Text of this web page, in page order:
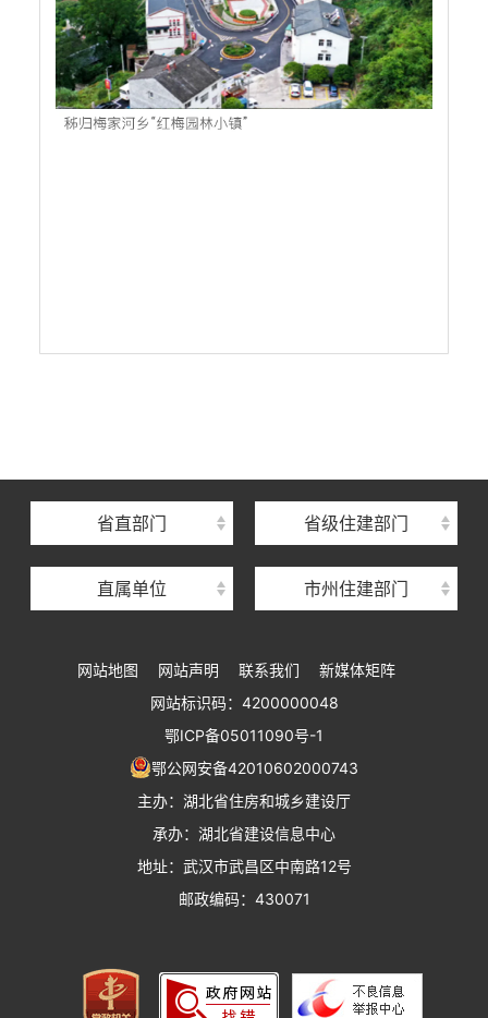
省直部门 省级住建部门
直属单位
湖北省住房保障中心
湖北省建设工程质量安全监督总站
湖北省建设工程标准定额管理总站
湖北省住建厅执业资格注册中心
湖北省城乡建设发展中心
湖北城市建设职业技术学院
市州住建部门
网站地图 网站声明 联系我们
新媒体矩阵
网站标识码：4200000048
鄂ICP备05011090号-1
鄂公网安备42010602000743
主办：湖北省住房和城乡建设厅
承办：湖北省建设信息中心
地址：武汉市武昌区中南路12号
邮政编码：430071